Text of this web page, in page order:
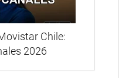
Chile:
2026